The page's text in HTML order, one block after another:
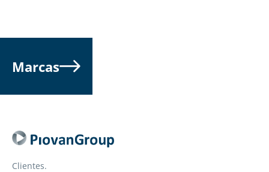
Marcas
Clientes.